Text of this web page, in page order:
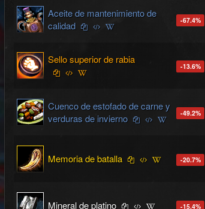
Aceite de mantenimiento de
calidad
-67.4%
Sello superior de rabia
-13.6%
Cuenco de estofado de carne y
verduras de invierno
-49.2%
Memoria de batalla -20.7%
Mineral de platino -15.4%